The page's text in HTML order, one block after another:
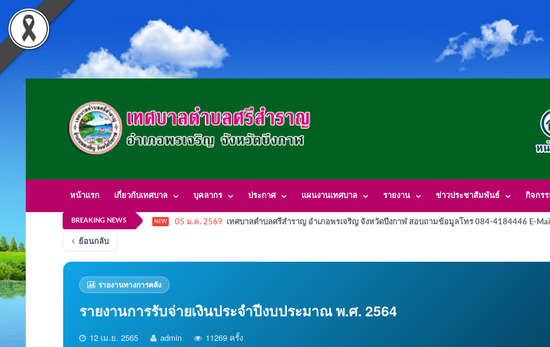
หน้าแรก เกี่ยวกับเทศบาล บุคลากร ประกาศ แผนงานเทศบาล รายงาน ข่าวประชาสัมพันธ์ กิจกรร
BREAKING NEWS NEW 05 ม.ค. 2569 เทศบาลตำบลศรีสำราญ อำเภอพรเจริญ จังหวัดบึงกาฬ สอบถามข้อมูลโทร 084-4184446 E-
ย้อนกลับ
รายงานทางการคลัง
รายงานการรับจ่ายเงินประจำปีงบประมาณ พ.ศ. 2564
12 เม.ย. 2565 admin 11269 ครั้ง